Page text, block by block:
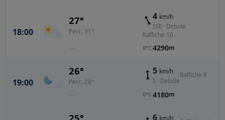
18:00
27°
Perc. 31°
—
4 km/h
SSE · Debole
Raffiche 10
0°C 4290m
19:00
26°
Perc. 28°
—
5 km/h
S · Debole
Raffiche 8
0°C 4180m
6 km/h